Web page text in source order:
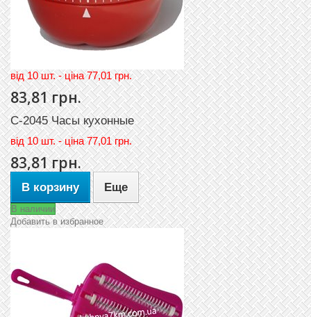
вiд 10 шт. - цiна 77,01 грн.
83,81 грн.
С-2045 Часы кухонные
вiд10 шт. - цiна 77,01 грн.
83,81 грн.
В корзину Еще
В наличии
Добавить в избранное